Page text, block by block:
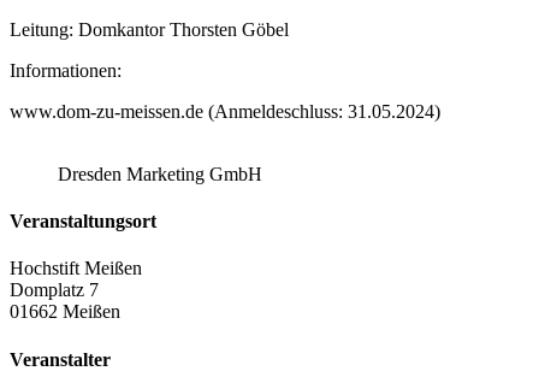
Leitung: Domkantor Thorsten Göbel
Informationen:
www.dom-zu-meissen.de (Anmeldeschluss: 31.05.2024)
Dresden Marketing GmbH
Veranstaltungsort
Hochstift Meißen
Domplatz 7
01662 Meißen
Veranstalter